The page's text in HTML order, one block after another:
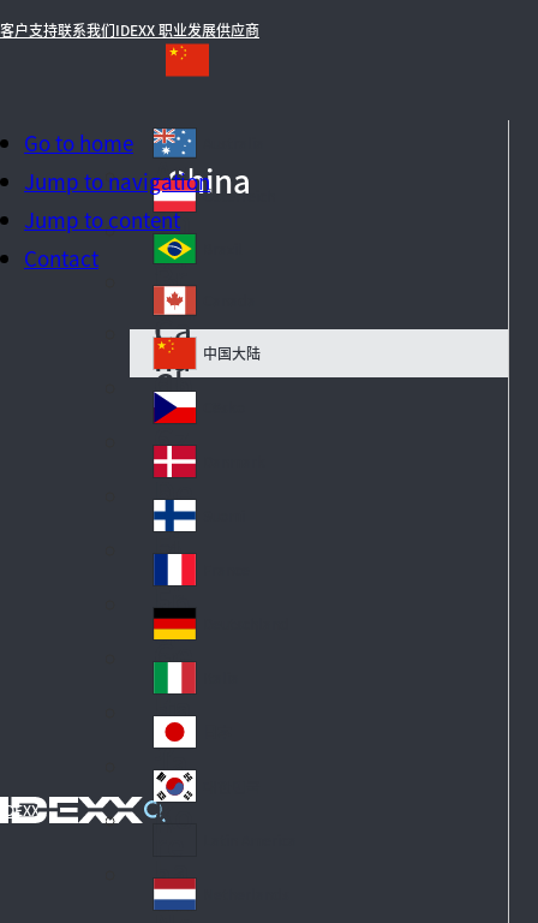
Go to home
Jump to navigation
Jump to content
Contact
客户支持联系我们IDEXX 职业发展供应商
IDEXX
China
Au
str
ali
a
Au
str
ia
Österreich
Br
azi
l
Ca
na
da
Ch
in
a
中国大陆
Cz
ec
h
De
n
m
ar
k
Fi
nl
an
d
Fr
an
ce
Ge
rm
an
y
Ita
ly
Ja
pa
n
Ko
a
La
tin